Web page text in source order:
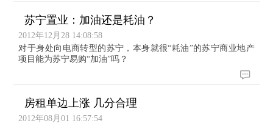
苏宁置业：加油还是耗油？
2012年12月28 14:08:58
对于身处向电商转型的苏宁，本身就很“耗油”的苏宁商业地产
项目能为苏宁易购“加油”吗？
房租单边上涨 几分合理
2012年08月01 16:57:54